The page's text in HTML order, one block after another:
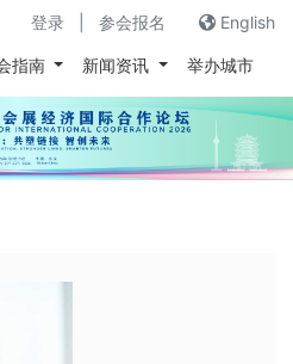
登录 参会报名 English
指南 新闻资讯 举办城市